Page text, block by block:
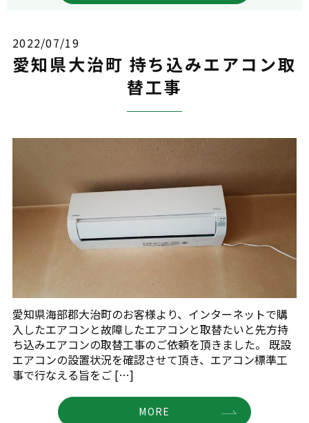
2022/07/19
愛知県大治町 持ち込みエアコン取
替工事
愛知県海部郡大治町のお客様より、インターネットで購
入したエアコンと故障したエアコンと取替たいと先方持
ち込みエアコンの取替工事のご依頼を頂きました。 既設
エアコンの設置状況を確認させて頂き、エアコン標準工
事で行なえる旨をご […]
MORE